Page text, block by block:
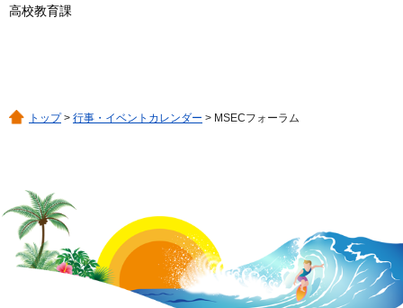
高校教育課
トップ> 行事・イベントカレンダー > MSECフォーラム